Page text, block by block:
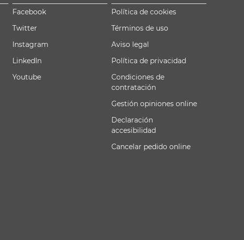
Facebook
Twitter
Instagram
LinkedIn
Youtube
Política de cookies
Términos de uso
Aviso legal
Política de privacidad
Condiciones de
contratación
Gestión opiniones online
Declaración
accesibilidad
Cancelar pedido online